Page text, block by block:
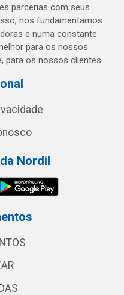
parcerias com seus
nos fundamentamos
e numa constante
para os nossos
para os nossos clientes.
Nordil